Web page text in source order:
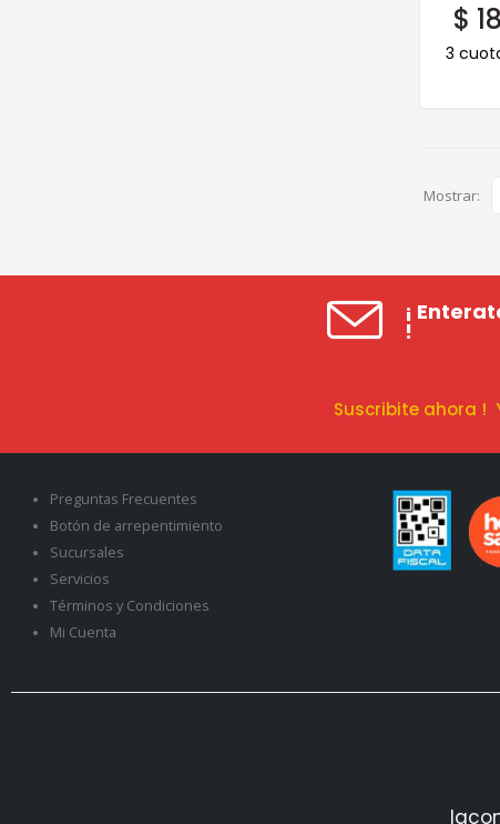
$
3
Mostrar:
¡
!
Suscribite ahora !
Preguntas Frecuentes
Botón de arrepentimiento
Sucursales
Servicios
Términos y Condiciones
Mi Cuenta